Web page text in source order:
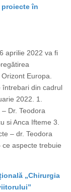
în
aprilie 2022 va fi
Europa.
întrebari din cadrul
2022. 1.
Dr. Teodora
si Anca Ifteme 3.
– dr. Teodora
aspecte trebuie
„Chirurgia